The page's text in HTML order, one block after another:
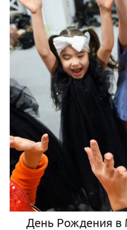
День Рождения